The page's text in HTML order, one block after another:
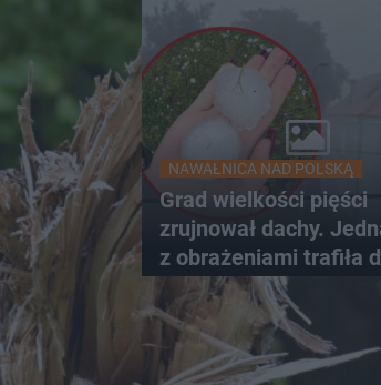
NAWAŁNICA NAD POLSKĄ
Grad wielkości pięści
zrujnował dachy.
z obrażeniami trafiła
szpitala